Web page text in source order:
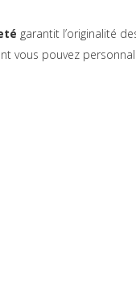
garantit l’originalité
vous pouvez